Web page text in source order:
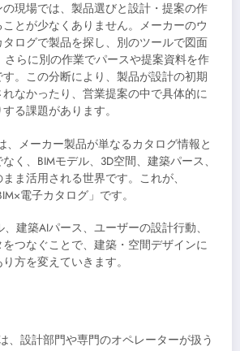
現場では、製品選びと設計・提案の作
とが少なくありません。メーカーのウ
ログで製品を探し、別のツールで図面
さらに別の作業でパースや提案資料を作
。この分断により、製品が設計の初期
なかったり、営業提案の中で具体的に
る課題があります。
、メーカー製品が単なるカタログ情報と
く、BIMモデル、3D空間、建築パース、
ま活用される世界です。これが、
電子カタログ」です。
建築AIパース、ユーザーの設計行動、
つなぐことで、建築・空間デザインに
方を変えていきます。
、設計部門や専門のオペレーターが扱う